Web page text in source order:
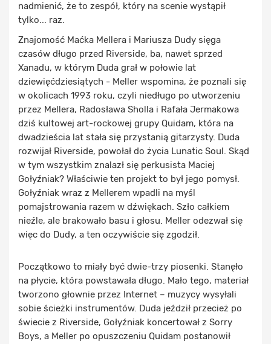
nadmienić, że to zespół, który na scenie wystąpił
tylko... raz.
Znajomość Maćka Mellera i Mariusza Dudy sięga
czasów długo przed Riverside, ba, nawet sprzed
Xanadu, w którym Duda grał w połowie lat
dziewięćdziesiątych - Meller wspomina, że poznali się
w okolicach 1993 roku, czyli niedługo po utworzeniu
przez Mellera, Radosława Sholla i Rafała Jermakowa
dziś kultowej art-rockowej grupy Quidam, która na
dwadzieścia lat stała się przystanią gitarzysty. Duda
rozwijał Riverside, powołał do życia Lunatic Soul. Skąd
w tym wszystkim znalazł się perkusista Maciej
Gołyźniak? Właściwie ten projekt to był jego pomysł.
Gołyźniak wraz z Mellerem wpadli na myśl
pomajstrowania razem w dźwiękach. Szło całkiem
nieźle, ale brakowało basu i głosu. Meller odezwał się
więc do Dudy, a ten oczywiście się zgodził.
Początkowo to miały być dwie-trzy piosenki. Stanęło
na płycie, która powstawała długo. Mało tego, materiał
tworzono głownie przez Internet – muzycy wysyłali
sobie ścieżki instrumentów. Duda jeździł przecież po
świecie z Riverside, Gołyźniak koncertował z Sorry
Boys, a Meller po opuszczeniu Quidam postanowił